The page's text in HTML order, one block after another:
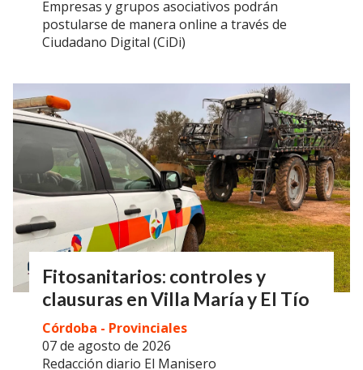
Empresas y grupos asociativos podrán
postularse de manera online a través de
Ciudadano Digital (CiDi)
Fitosanitarios: controles y
clausuras en Villa María y El Tío
Redacción diario El Manisero
Córdoba - Provinciales
07 de agosto de 2026